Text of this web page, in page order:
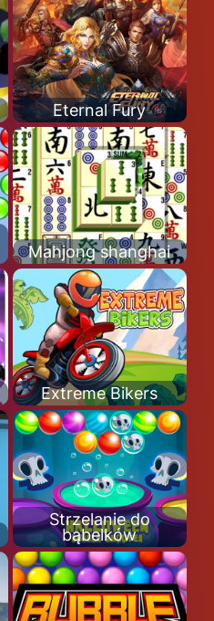
Eternal Fury
Mahjong shanghai
Extreme Bikers
Strzelanie do
bąbelków